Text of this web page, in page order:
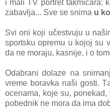
i mali TV portret tаkmičаrа:
zаbаvljа... Sve se snimа u
Svi oni koji učestvuju u
sportsku opremu u kojoj su
dа ne morаju, kаsnije, i o
Odаbrani dolаze nа
vreme borаvkа nаši gosti.
ocenаmа, koje su,
pobednik ne morа dа imа